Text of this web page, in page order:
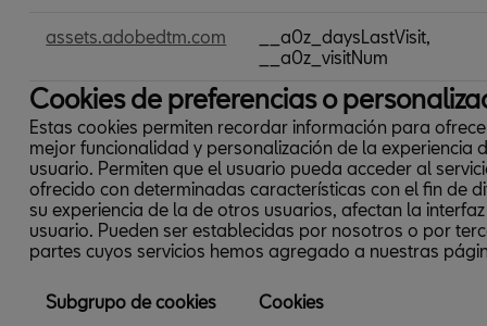
assets.adobedtm.com
__a0z_daysLastVisit,
__a0z_visitNum
Cookies de preferencias o
Estas cookies permiten recordar información para
mejor funcionalidad y personalización de la experiencia
usuario. Permiten que el usuario pueda acceder al
ofrecido con determinadas características con el fin de
su experiencia de la de otros usuarios, afectan la
usuario. Pueden ser establecidas por nosotros o por
partes cuyos servicios hemos agregado a nuestras
Subgrupo de cookies Cookies